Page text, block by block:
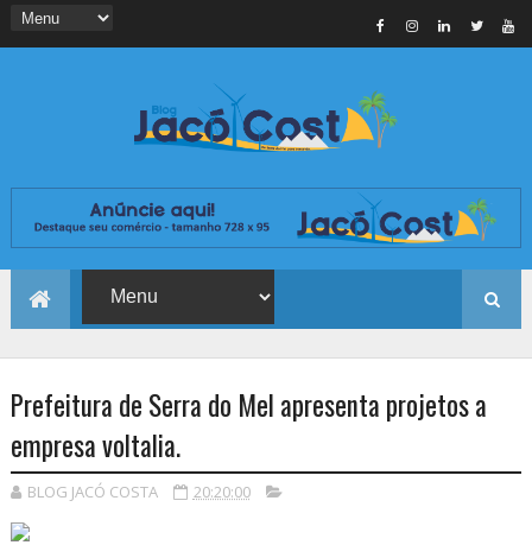
Prefeitura de Serra do Mel apresenta projetos a
empresa voltalia.
BLOG JACÓ COSTA 20:20:00